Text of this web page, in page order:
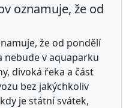
oznamuje, že od
že od pondělí
nebude v aquaparku
divoká řeka a část
bez jakýchkoliv
je státní svátek,